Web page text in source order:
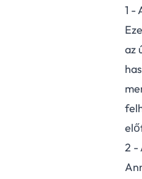
1 -
az
2 -